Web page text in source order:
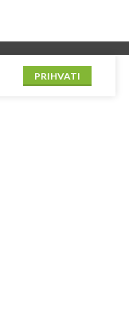
PRIHVATI